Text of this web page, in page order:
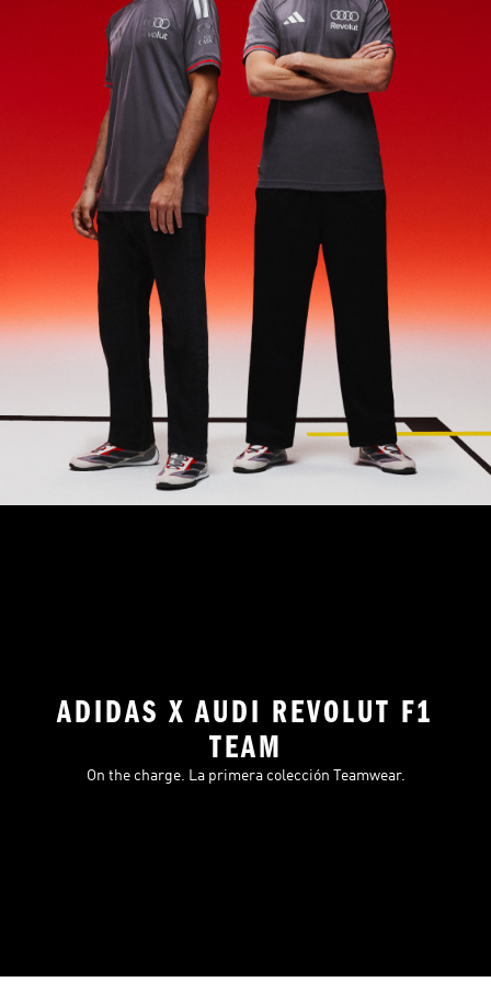
ADIDAS X AUDI REVOLUT F1
TEAM
On the charge. La primera colección Teamwear.